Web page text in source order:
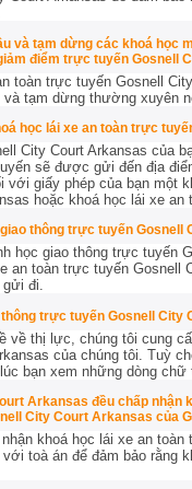
và tạm dừng các khoá
điểm trực tuyến Gosnell
toàn trực tuyến Gosnell
tạm dừng thường xuyên
học lái xe an toàn trực
City Court Arkansas của
sẽ được gửi đến địa
với giấy phép của bạn một
hoặc khoá học lái xe
thông trực tuyến
học giao thông trực tuyến
an toàn trực tuyến
gửi đi.
trực tuyến Gosnell
thị lực, chúng tôi cung
của chúng tôi. Tuỳ
bạn xem những dòng chữ
Arkansas đều chấp
City Court Arkansas của
khoá học lái xe an
toà án để đảm bảo